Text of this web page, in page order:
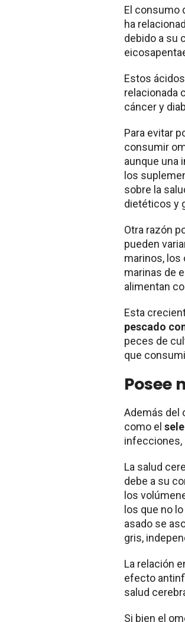
El consumo
ha
debido a su
Estos
relacionada
cáncer y
Para evitar
consumir
aunque una
los
sobre la
dietéticos y
Otra razón
pueden
marinos, los
marinas de
alimentan
Esta
pescado
peces de
que
Posee
Además del
como el
infecciones,
La salud
debe a su
los
los que no
asado se
gris,
La relación
efecto
salud
Si bien el